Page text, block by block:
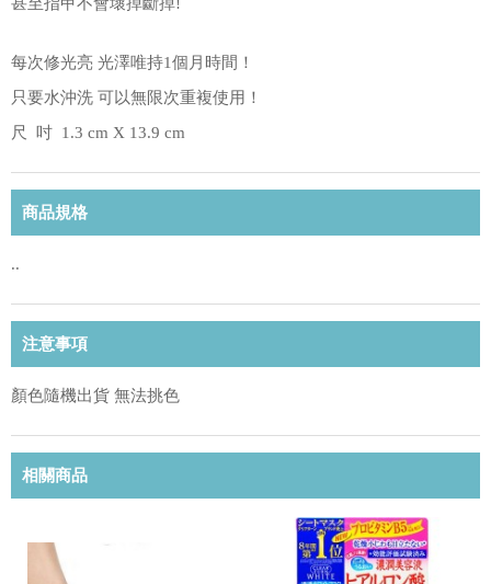
每次修光亮 光澤唯持1個月時間！
只要水沖洗 可以無限次重複使用！
尺 吋 1.3 cm X 13.9 cm
商品規格
..
注意事項
顏色隨機出貨 無法挑色
相關商品